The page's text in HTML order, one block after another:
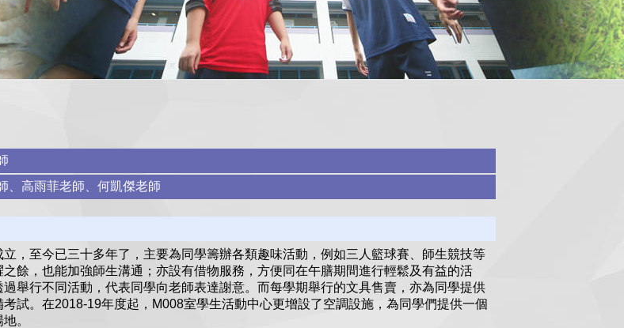
、高雨菲老師、何凱傑老師
，至今已三十多年了，主要為同學籌辦各類趣味活動，例如三人籃球賽、師生競技等
餘，也能加強師生溝通；亦設有借物服務，方便同在午膳期間進行輕鬆及有益的活
舉行不同活動，代表同學向老師表達謝意。而每學期舉行的文具售賣，亦為同學提供
試。在2018-19年度起，M008室學生活動中心更增設了空調設施，為同學們提供一個
。